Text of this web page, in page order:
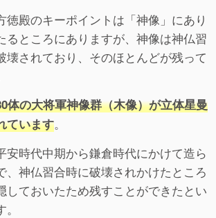
徳殿のキーポイントは「神像」にあり
るところにありますが、神像は神仏習
壊されており、そのほとんどが残って
体の大将軍神像群（木像）が立体星曼
ています。
安時代中期から鎌倉時代にかけて造ら
、神仏習合時に破壊されかけたところ
しておいたため残すことができたとい